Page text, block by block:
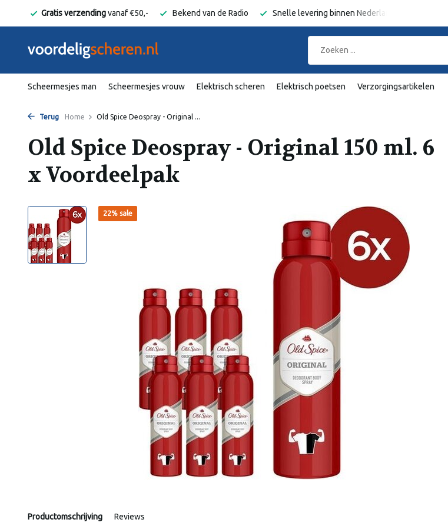
Gratis verzendingvanaf €50,- Bekend van de Radio Snelle levering binnen Nederland en België
Scheermesjes man Scheermesjes vrouw Elektrisch scheren Elektrisch poetsen Verzorgingsartikelen
Terug Home Old Spice Deospray - Original ...
Old Spice Deospray - Original 150 ml. 6
x Voordeelpak
22% sale
Productomschrijving Reviews